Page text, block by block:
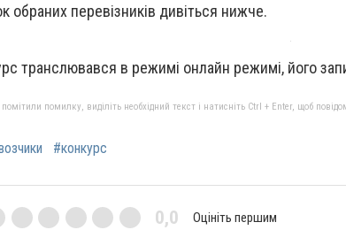
обраних перевізників дивіться нижче.
транслювався в режимі онлайн режимі, його
помилку, виділіть необхідний текст і натисніть Ctrl + Enter, щоб
#конкурс
0,0 Оцініть першим